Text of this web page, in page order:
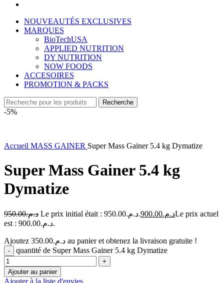
NOUVEAUTÉS EXCLUSIVES
MARQUES
BioTechUSA
APPLIED NUTRITION
DY NUTRITION
NOW FOODS
ACCESOIRES
PROMOTION & PACKS
Recherche
-5%
Accueil MASS GAINER Super Mass Gainer 5.4 kg Dymatize
Super Mass Gainer 5.4 kg
Dymatize
د.م.950.00 Le prix initial était : د.م.950.00. د.م.900.00
Le prix actuel
est : د.م.900.00.
Ajoutez د.م.350.00
au panier et obtenez la livraison gratuite !
quantité de Super Mass Gainer 5.4 kg Dymatize
Ajouter au panier
Ajouter à la liste d'envies